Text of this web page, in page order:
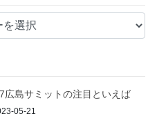
広島サミットの注目といえば
05-21